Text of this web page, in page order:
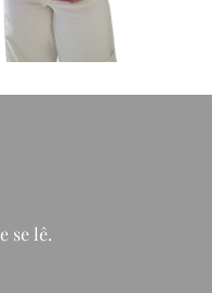
se lê.